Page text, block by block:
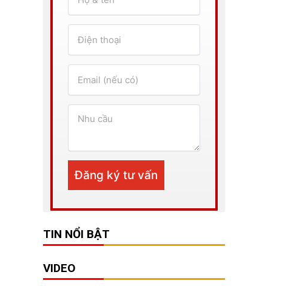
TIN NỔI BẬT
VIDEO